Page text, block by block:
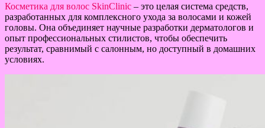
Косметика для волос SkinClinic – это целая система средств,
разработанных для комплексного ухода за волосами и кожей
головы. Она объединяет научные разработки дерматологов и
опыт профессиональных стилистов, чтобы обеспечить
результат, сравнимый с салонным, но доступный в домашних
условиях.